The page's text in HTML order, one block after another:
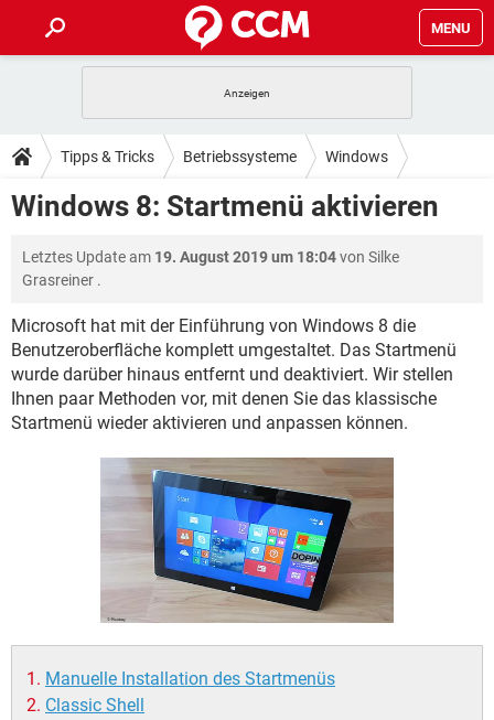
MENU
ANDROID IOS
WINDOWS 10 INSTAGRAM
FACEBOOK
TIPPS & TRICKS
SPIELE STREAMING
ANDROID IOS
WINDOWS 10 INSTAGRAM
FACEBOOK HARDWARE
DOWNLOADS
ANDROID
WHATSAPP TIKTOK
HARDWARE
FORUM
ANDROID IOS
WINDOWS 10 INSTAGRAM
WHATSAPP TIKTOK
SPIELE STREAMING
WINDOWS 10 INSTAGRAM
TIKTOK
HARDWARE
Tipps & Tricks Betriebssysteme Windows
Windows 8
Windows 8: Startmenü aktivieren
Letztes Update am 19. August 2019 um 18:04von Silke
Grasreiner .
Microsoft hat mit der Einführung von Windows 8 die
Benutzeroberfläche komplett umgestaltet. Das Startmenü
wurde darüber hinaus entfernt und deaktiviert. Wir stellen
Ihnen paar Methoden vor, mit denen Sie das klassische
Startmenü wieder aktivieren und anpassen können.
Manuelle Installation des Startmenüs
Classic Shell